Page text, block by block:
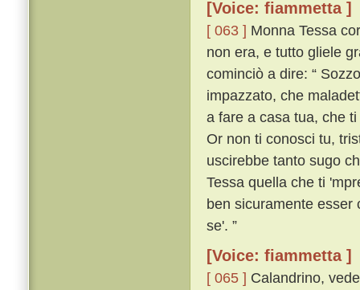
[Voice: fiammetta ]
[ 063 ] Monna Tessa
non era, e tutto gliele
cominciò a dire: “
impazzato, che
a fare a casa tua, che
Or non ti conosci tu,
uscirebbe tanto sugo
Tessa quella che ti
ben sicuramente esser
se'. ”
[Voice: fiammetta ]
[ 065 ] Calandrino,